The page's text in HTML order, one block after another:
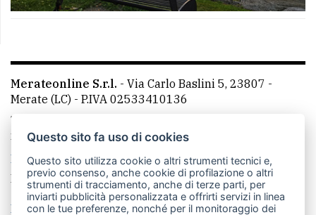
Merateonline S.r.l. - Via Carlo Baslini 5, 23807 -
Merate (LC) - P.IVA 02533410136
Telefono:
mail: redazione@leccoonline.com
La redazione
MerateOnline CasateOnline
RSS
Made by VIP
Privacy policy Cookie policy
Questo sito fa uso di cookies
Questo sito utilizza cookie o altri strumenti tecnici e,
previo consenso, anche cookie di profilazione o altri
strumenti di tracciamento, anche di terze parti, per
inviarti pubblicità personalizzata e offrirti servizi in linea
con le tue preferenze, nonché per il monitoraggio dei